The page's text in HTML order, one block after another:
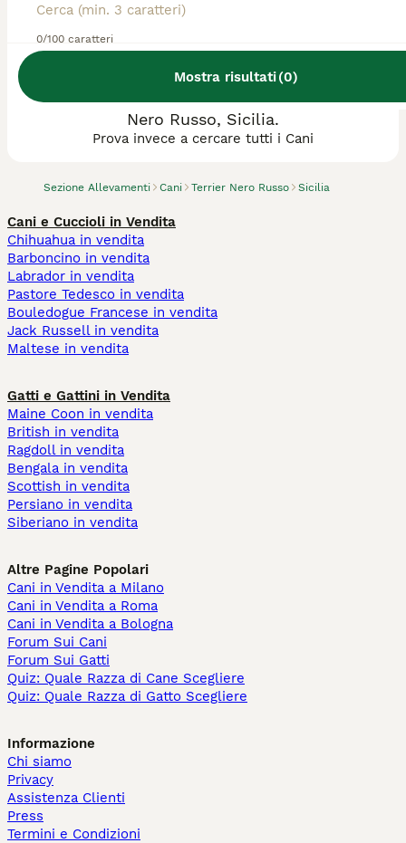
0/100 caratteri
Mostra risultati(0)
Sezione Allevamenti Cani Terrier Nero Russo Sicilia
Abbiamo trovato 0 Allevamento di Terrier
Nero Russo, Sicilia.
Prova invece a cercare tutti i Cani
Cani e Cuccioli in Vendita
Chihuahua in vendita
Barboncino in vendita
Labrador in vendita
Pastore Tedesco in vendita
Bouledogue Francese in vendita
Jack Russell in vendita
Maltese in vendita
Gatti e Gattini in Vendita
Maine Coon in vendita
British in vendita
Ragdoll in vendita
Bengala in vendita
Scottish in vendita
Persiano in vendita
Siberiano in vendita
Altre Pagine Popolari
Cani in Vendita a Milano
Cani in Vendita a Roma
Cani in Vendita a Bologna
Forum Sui Cani
Forum Sui Gatti
Quiz: Quale Razza di Cane Scegliere
Quiz: Quale Razza di Gatto Scegliere
Informazione
Chi siamo
Privacy
Assistenza Clienti
Press
Termini e Condizioni